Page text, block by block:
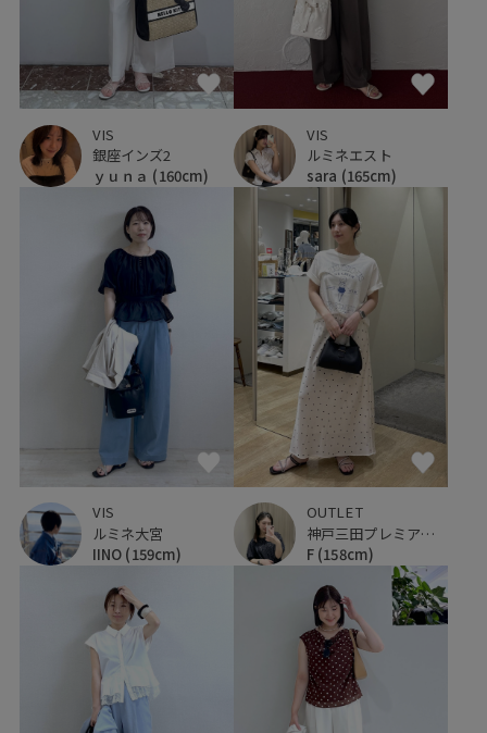
VIS
銀座インズ2
ｙｕｎａ (160cm)
VIS
ルミネエスト
sara (165cm)
VIS
ルミネ大宮
IINO (159cm)
OUTLET
神戸三田プレミアム・アウトレット
F (158cm)